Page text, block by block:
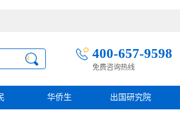
400-657-9598
免费咨询热线
华侨生 出国研究院